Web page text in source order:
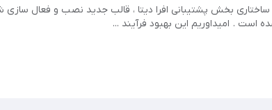
بخش پشتیبانی افرا دیتا ، قالب جدید نصب و فعال
. امیداوریم این بهبود فرآیند ...